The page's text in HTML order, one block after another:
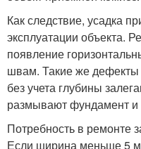
Как следствие, усадка
эксплуатации объекта.
появление
швам. Такие же дефекты
без учета глубины
размывают фундамент и
Потребность в ремонте
Если ширина меньше 5